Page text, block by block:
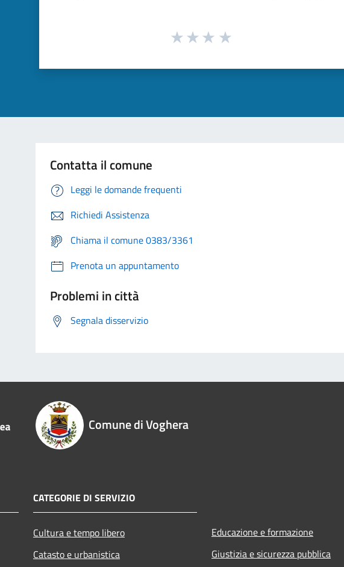
Contatta il comune
Leggi le domande frequenti
Richiedi Assistenza
Chiama il comune 0383/3361
Prenota un appuntamento
Problemi in città
Segnala disservizio
Comune di Voghera
CATEGORIE DI SERVIZIO
Cultura e tempo libero
Catasto e urbanistica
Educazione e formazione
Giustizia e sicurezza pubblica